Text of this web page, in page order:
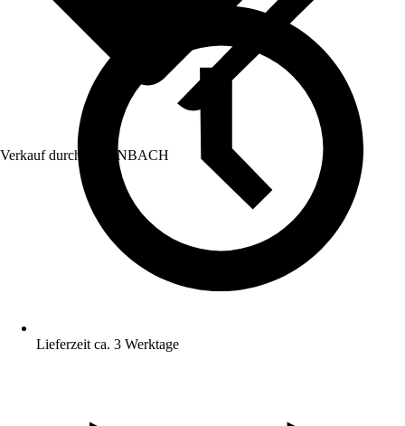
Verkauf durch: HORNBACH
Lieferzeit ca. 3 Werktage